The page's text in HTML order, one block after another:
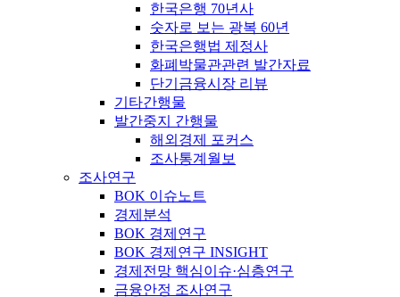
한국은행 70년사
숫자로 보는 광복 60년
한국은행법 제정사
화폐박물관관련 발간자료
단기금융시장 리뷰
기타간행물
발간중지 간행물
해외경제 포커스
조사통계월보
조사연구
BOK 이슈노트
경제분석
BOK 경제연구
BOK 경제연구 INSIGHT
경제전망 핵심이슈·심층연구
금융안정 조사연구